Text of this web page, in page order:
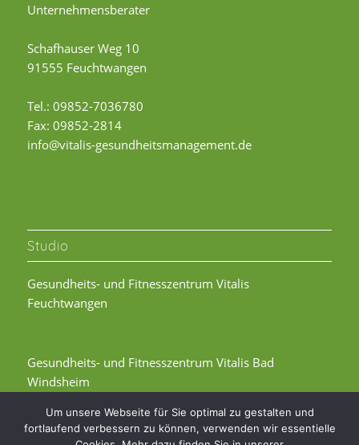
Unternehmensberater
Schafhauser Weg 10
91555 Feuchtwangen
Tel.: 09852-7036780
Fax: 09852-2814
info@vitalis-gesundheitsmanagement.de
Studio
Gesundheits- und Fitnesszentrum Vitalis
Feuchtwangen
Gesundheits- und Fitnesszentrum Vitalis Bad
Windsheim
Um unsere Webseite für Sie optimal zu gestalten und
fortlaufend verbessern zu können, verwenden wir essentielle